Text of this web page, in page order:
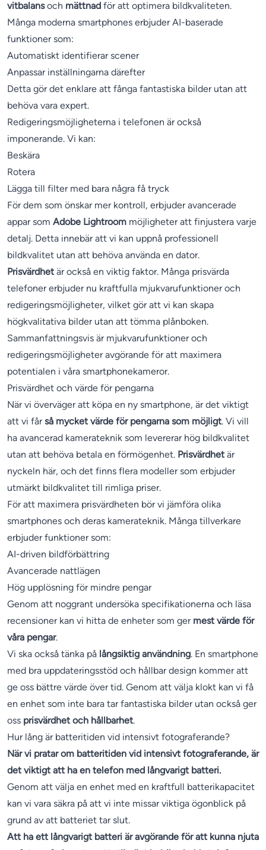
vitbalansoch mättnad för att optimera bildkvaliteten.
Många moderna smartphones erbjuder AI-baserade
funktioner som:
Automatiskt identifierar scener
Anpassar inställningarna därefter
Detta gör det enklare att fånga fantastiska bilder utan att
behöva vara expert.
Redigeringsmöjligheterna i telefonen är också
imponerande. Vi kan:
Beskära
Rotera
Lägga till filter med bara några få tryck
För dem som önskar mer kontroll, erbjuder avancerade
appar som Adobe Lightroom möjligheter att finjustera varje
detalj. Detta innebär att vi kan uppnå professionell
bildkvalitet utan att behöva använda en dator.
Prisvärdhetär också en viktig faktor. Många prisvärda
telefoner erbjuder nu kraftfulla mjukvarufunktioner och
redigeringsmöjligheter, vilket gör att vi kan skapa
högkvalitativa bilder utan att tömma plånboken.
Sammanfattningsvis är mjukvarufunktioner och
redigeringsmöjligheter avgörande för att maximera
potentialen i våra smartphonekameror.
Prisvärdhet och värde för pengarna
När vi överväger att köpa en ny smartphone, är det viktigt
att vi fårså mycket värde för pengarna som möjligt. Vi vill
ha avancerad kamerateknik som levererar hög bildkvalitet
utan att behöva betala en förmögenhet. Prisvärdhetär
nyckeln här, och det finns flera modeller som erbjuder
utmärkt bildkvalitet till rimliga priser.
För att maximera prisvärdheten bör vi jämföra olika
smartphones och deras kamerateknik. Många tillverkare
erbjuder funktioner som:
AI-driven bildförbättring
Avancerade nattlägen
Hög upplösning för mindre pengar
Genom att noggrant undersöka specifikationerna och läsa
recensioner kan vi hitta de enheter som ger mest värde för
våra pengar.
Vi ska också tänka på långsiktig användning. En smartphone
med bra uppdateringsstöd och hållbar design kommer att
ge oss bättre värde över tid. Genom att välja klokt kan vi få
en enhet som inte bara tar fantastiska bilder utan också ger
oss prisvärdhet och hållbarhet.
Hur lång är batteritiden vid intensivt fotograferande?
När vi pratar om batteritiden vid intensivt fotograferande, är
det viktigt att ha en telefon med långvarigt batteri.
Genom att välja en enhet med en kraftfull batterikapacitet
kan vi vara säkra på att vi inte missar viktiga ögonblick på
grund av att batteriet tar slut.
Att ha ett långvarigt batteri är avgörande för att kunna njuta